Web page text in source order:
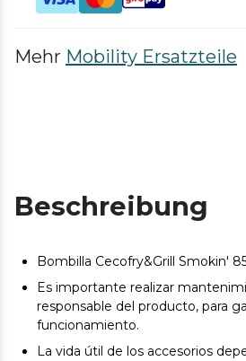
Mehr Mobility Ersatzteile
Beschreibung
Bombilla Cecofry&Grill Smokin'
Es importante realizar
responsable del producto, para
funcionamiento.
La vida útil de los accesorios